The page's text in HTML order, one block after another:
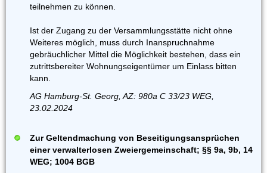
teilnehmen zu können.
Ist der Zugang zu der Versammlungsstätte nicht ohne
Weiteres möglich, muss durch Inanspruchnahme
gebräuchlicher Mittel die Möglichkeit bestehen, dass ein
zutrittsbereiter Wohnungseigentümer um Einlass bitten
kann.
AG Hamburg-St. Georg, AZ: 980a C 33/23 WEG,
23.02.2024
Zur Geltendmachung von Beseitigungsansprüchen
einer verwalterlosen Zweiergemeinschaft; §§ 9a, 9b, 14
WEG; 1004 BGB